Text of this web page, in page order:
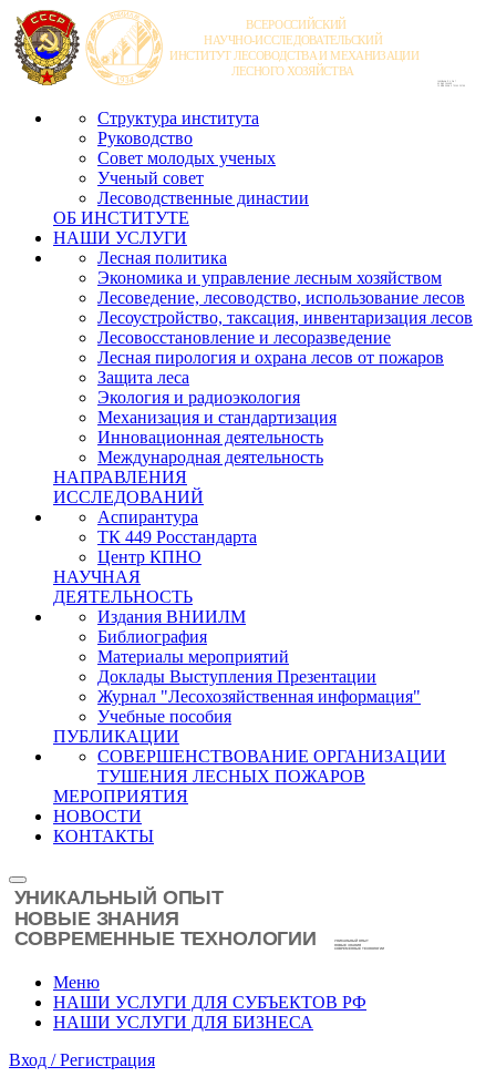
Структура института
Руководство
Совет молодых ученых
Ученый совет
Лесоводственные династии
ОБ ИНСТИТУТЕ
НАШИ УСЛУГИ
Лесная политика
Экономика и управление лесным хозяйством
Лесоведение, лесоводство, использование лесов
Лесоустройство, таксация, инвентаризация лесов
Лесовосстановление и лесоразведение
Лесная пирология и охрана лесов от пожаров
Защита леса
Экология и радиоэкология
Механизация и стандартизация
Инновационная деятельность
Международная деятельность
НАПРАВЛЕНИЯ
ИССЛЕДОВАНИЙ
Аспирантура
ТК 449 Росстандарта
Центр КПНО
НАУЧНАЯ
ДЕЯТЕЛЬНОСТЬ
Издания ВНИИЛМ
Библиография
Материалы мероприятий
Доклады Выступления Презентации
Журнал "Лесохозяйственная информация"
Учебные пособия
ПУБЛИКАЦИИ
СОВЕРШЕНСТВОВАНИЕ ОРГАНИЗАЦИИ
ТУШЕНИЯ ЛЕСНЫХ ПОЖАРОВ
МЕРОПРИЯТИЯ
НОВОСТИ
КОНТАКТЫ
Меню
НАШИ УСЛУГИ ДЛЯ СУБЪЕКТОВ РФ
НАШИ УСЛУГИ ДЛЯ БИЗНЕСА
Вход / Регистрация